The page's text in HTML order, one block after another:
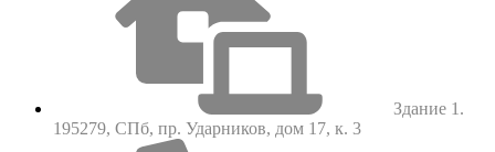
Здание 1.
195279, СПб, пр. Ударников, дом 17, к. 3